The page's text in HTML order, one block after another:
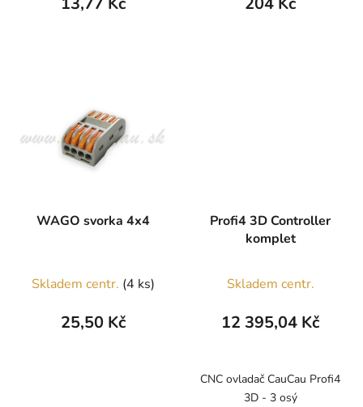
WAGO svorka 4x4
Skladem centr. (4 ks)
25,50 Kč
Profi4 3D Controller
komplet
Skladem centr.
12 395,04 Kč
CNC ovladač CauCau Profi4
3D - 3 osý